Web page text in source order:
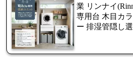
業 リンナイ
専用台 木目カ
ー 排湿管隠し